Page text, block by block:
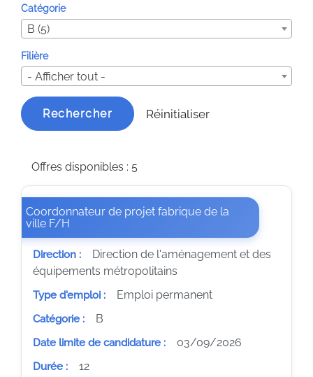
Catégorie
B (5)
Filière
- Afficher tout -
Rechercher Réinitialiser
Offres disponibles : 5
Coordonnateur de projet fabrique de la
ville F/H
Direction :
Direction de l'aménagement et des
équipements métropolitains
Type d'emploi : Emploi permanent
Catégorie : B
Date limite de candidature : 03/09/2026
Durée : 12